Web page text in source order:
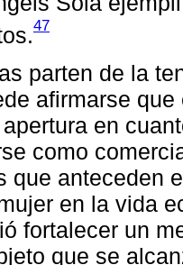
47
parten de la
afirmarse
en
como
que anteceden
en la vida
fortalecer un
que se